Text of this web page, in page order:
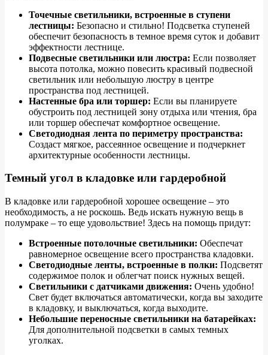
Точечные светильники, встроенные в ступени
лестницы: Безопасно и стильно! Подсветка ступеней
обеспечит безопасность в темное время суток и добавит
эффектности лестнице.
Подвесные светильники или люстра: Если позволяет
высота потолка, можно повесить красивый подвесной
светильник или небольшую люстру в центре
пространства под лестницей.
Настенные бра или торшер: Если вы планируете
обустроить под лестницей зону отдыха или чтения, бра
или торшер обеспечат комфортное освещение.
Светодиодная лента по периметру пространства:
Создаст мягкое, рассеянное освещение и подчеркнет
архитектурные особенности лестницы.
Темный угол в кладовке или гардеробной
В кладовке или гардеробной хорошее освещение – это
необходимость, а не роскошь. Ведь искать нужную вещь в
полумраке – то еще удовольствие! Здесь на помощь придут:
Встроенные потолочные светильники: Обеспечат
равномерное освещение всего пространства кладовки.
Светодиодные ленты, встроенные в полки: Подсветят
содержимое полок и облегчат поиск нужных вещей.
Светильники с датчиками движения: Очень удобно!
Свет будет включаться автоматически, когда вы заходите
в кладовку, и выключаться, когда выходите.
Небольшие переносные светильники на батарейках:
Для дополнительной подсветки в самых темных
уголках.